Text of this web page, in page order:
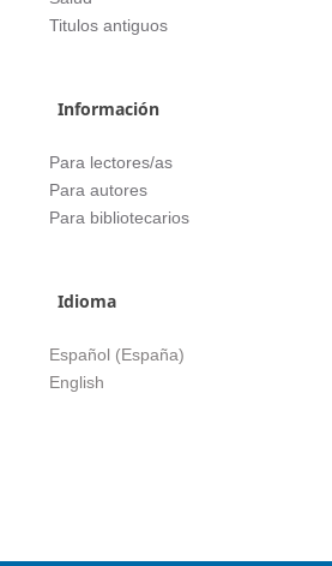
Titulos antiguos
Información
Para lectores/as
Para autores
Para bibliotecarios
Idioma
Español (España)
English